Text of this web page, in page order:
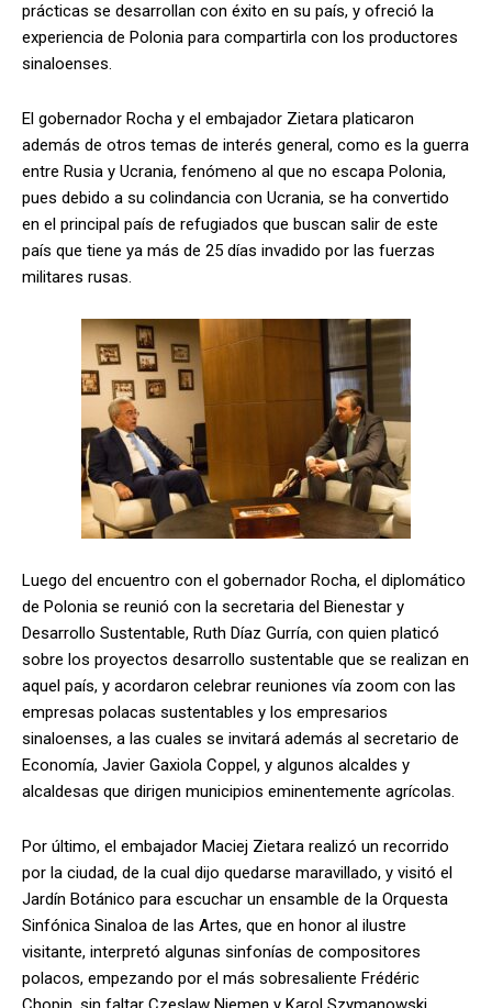
prácticas se desarrollan con éxito en su país, y ofreció la
experiencia de Polonia para compartirla con los productores
sinaloenses.
El gobernador Rocha y el embajador Zietara platicaron
además de otros temas de interés general, como es la guerra
entre Rusia y Ucrania, fenómeno al que no escapa Polonia,
pues debido a su colindancia con Ucrania, se ha convertido
en el principal país de refugiados que buscan salir de este
país que tiene ya más de 25 días invadido por las fuerzas
militares rusas.
Luego del encuentro con el gobernador Rocha, el diplomático
de Polonia se reunió con la secretaria del Bienestar y
Desarrollo Sustentable, Ruth Díaz Gurría, con quien platicó
sobre los proyectos desarrollo sustentable que se realizan en
aquel país, y acordaron celebrar reuniones vía zoom con las
empresas polacas sustentables y los empresarios
sinaloenses, a las cuales se invitará además al secretario de
Economía, Javier Gaxiola Coppel, y algunos alcaldes y
alcaldesas que dirigen municipios eminentemente agrícolas.
Por último, el embajador Maciej Zietara realizó un recorrido
por la ciudad, de la cual dijo quedarse maravillado, y visitó el
Jardín Botánico para escuchar un ensamble de la Orquesta
Sinfónica Sinaloa de las Artes, que en honor al ilustre
visitante, interpretó algunas sinfonías de compositores
polacos, empezando por el más sobresaliente Frédéric